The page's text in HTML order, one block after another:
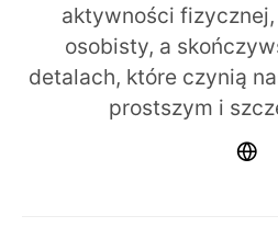
aktywności
osobisty, a
detalach, które czynią
prostszym i